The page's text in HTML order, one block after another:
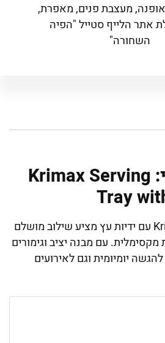
מעצבת פנים, מאפרת,
אתר הלייף סטייל "הפיה
השחורה"
הכי מודרני: Krimax Serving
Tray
מגש ההגשה של Krimax עם ידיות עץ מציע שילוב מושלם
מקסימלית. עם מבנה יציב וגימורים
יומיומית וגם לאירועים